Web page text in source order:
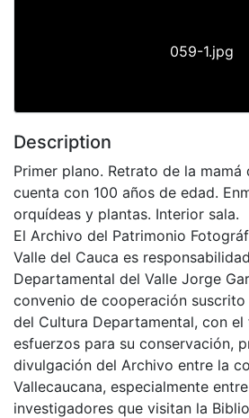
059-1.jpg
Description
Primer plano. Retrato de la
cuenta con 100 años de edad.
orquídeas y plantas. Interior sala.
El Archivo del Patrimonio
Valle del Cauca es
Departamental del Valle Jorge
convenio de cooperación
del Cultura Departamental, con el
esfuerzos para su conservación,
divulgación del Archivo entre la
Vallecaucana, especialmente
investigadores que visitan la